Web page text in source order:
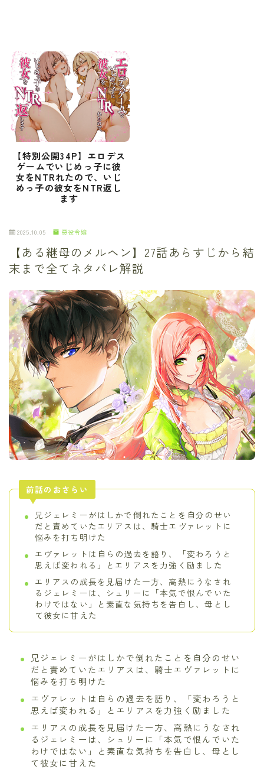
【特別公開34P】エロデス
ゲームでいじめっ子に彼
女をNTRれたので、いじ
めっ子の彼女をNTR返し
ます
2025.10.05 悪役令嬢
【ある継母のメルヘン】27話あらすじから結
末まで全てネタバレ解説
前話のおさらい
兄ジェレミーがはしかで倒れたことを自分のせい
だと責めていたエリアスは、騎士エヴァレットに
悩みを打ち明けた
エヴァレットは自らの過去を語り、「変わろうと
思えば変われる」とエリアスを力強く励ました
エリアスの成長を見届けた一方、高熱にうなされ
るジェレミーは、シュリーに「本気で恨んでいた
わけではない」と素直な気持ちを告白し、母とし
て彼女に甘えた
兄ジェレミーがはしかで倒れたことを自分のせい
だと責めていたエリアスは、騎士エヴァレットに
悩みを打ち明けた
エヴァレットは自らの過去を語り、「変わろうと
思えば変われる」とエリアスを力強く励ました
エリアスの成長を見届けた一方、高熱にうなされ
るジェレミーは、シュリーに「本気で恨んでいた
わけではない」と素直な気持ちを告白し、母とし
て彼女に甘えた